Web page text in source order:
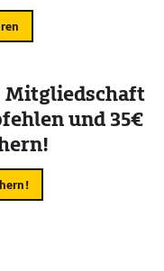
Mitgliedschaft
und 35€